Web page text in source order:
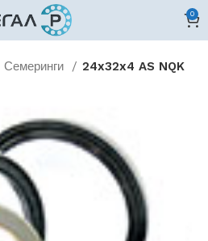
0
Семеринги 24x32x4 AS NQK